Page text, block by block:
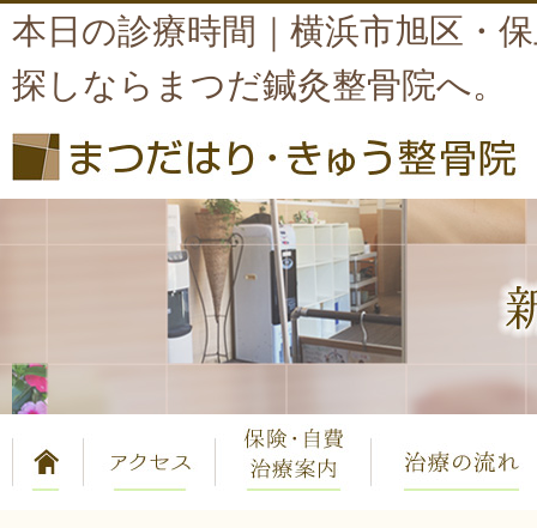
本日の診療時間｜横浜市旭区・
探しならまつだ鍼灸整骨院へ。